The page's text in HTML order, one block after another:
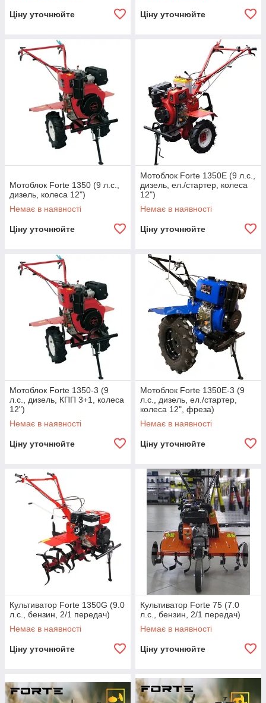
Ціну уточнюйте Ціну уточнюйте
Мотоблок Forte 1350 (9 л.с.,
дизель, колеса 12")
Немає в наявності
Ціну уточнюйте
Мотоблок Forte 1350Е (9 л.с.,
дизель, ел./стартер, колеса
12")
Немає в наявності
Ціну уточнюйте
Мотоблок Forte 1350-3 (9
л.с., дизель, КПП 3+1, колеса
12")
Немає в наявності
Ціну уточнюйте
Мотоблок Forte 1350Е-3 (9
л.с., дизель, ел./стартер,
колеса 12", фреза)
Немає в наявності
Ціну уточнюйте
Культиватор Forte 1350G (9.0
л.с., бензин, 2/1 передач)
Немає в наявності
Ціну уточнюйте
Культиватор Forte 75 (7.0
л.с., бензин, 2/1 передач)
Немає в наявності
Ціну уточнюйте